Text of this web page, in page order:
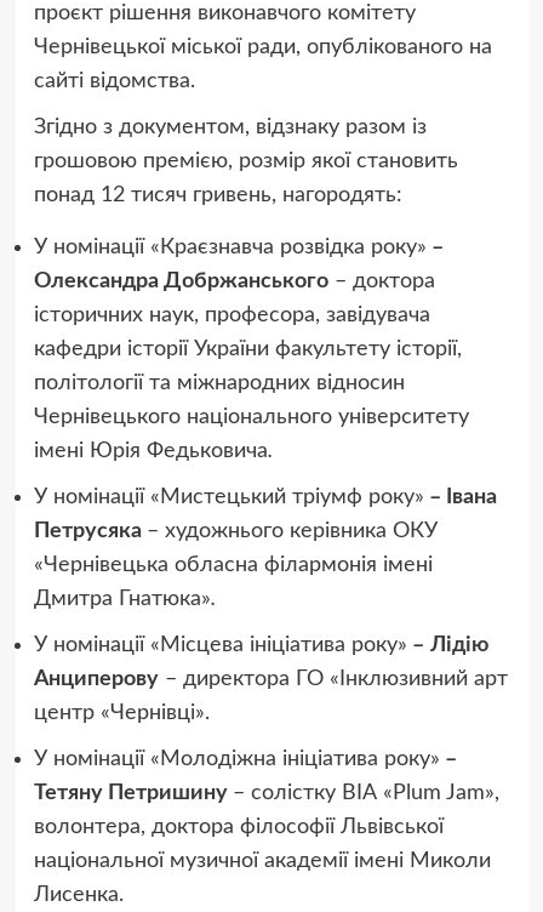
проєкт рішення виконавчого комітету
Чернівецької міської ради, опублікованого на
сайті відомства.
Згідно з документом, відзнаку разом із
грошовою премією, розмір якої становить
понад 12 тисяч гривень, нагородять:
У номінації «Краєзнавча розвідка року» –
Олександра Добржанського– доктора
історичних наук, професора, завідувача
кафедри історії України факультету історії,
політології та міжнародних відносин
Чернівецького національного університету
імені Юрія Федьковича.
У номінації «Мистецький тріумф року» – Івана
Петрусяка – художнього керівника ОКУ
«Чернівецька обласна філармонія імені
Дмитра Гнатюка».
У номінації «Місцева ініціатива року» – Лідію
Анциперову– директора ГО «Інклюзивний арт
центр «Чернівці».
У номінації «Молодіжна ініціатива року» –
Тетяну Петришину – солістку ВІА «Plum Jam»,
волонтера, доктора філософії Львівської
національної музичної академії імені Миколи
Лисенка.